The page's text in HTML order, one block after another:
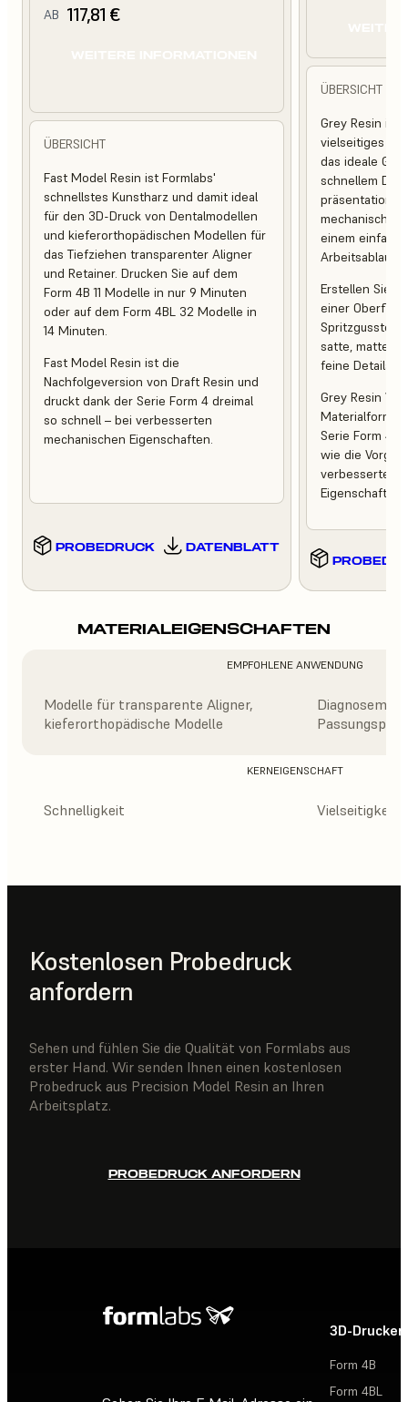
AB 117,81 €
ÜBERSICHT
Fast Model Resin ist Formlabs'
schnellstes Kunstharz und damit ideal
für den 3D-Druck von Dentalmodellen
und kieferorthopädischen Modellen für
das Tiefziehen transparenter Aligner
und Retainer. Drucken Sie auf dem
Form 4B 11 Modelle in nur 9 Minuten
oder auf dem Form 4BL 32 Modelle in
14 Minuten.
Fast Model Resin ist die
Nachfolgeversion von Draft Resin und
druckt dank der Serie Form 4 dreimal
so schnell – bei verbesserten
mechanischen Eigenschaften.
PROBEDRUCK DATENBLATT
ÜBERSICHT
Grey Resin ist
vielseitiges
das ideale
schnellem
mechanischen
einem
Arbeitsablauf
Erstellen Sie
einer
satte, matte
feine Details
Grey Resin V5
Serie Form 4
wie die
verbesserte
Eigenschaften
MATERIALEIGENSCHAFTEN
EMPFOHLENE ANWENDUNG
Modelle für transparente Aligner,
kieferorthopädische Modelle
KERNEIGENSCHAFT
Schnelligkeit Vielseitigkeit
Kostenlosen Probedruck
anfordern
Sehen und fühlen Sie die Qualität von Formlabs aus
erster Hand. Wir senden Ihnen einen kostenlosen
Probedruck aus Precision Model Resin an Ihren
Arbeitsplatz.
PROBEDRUCK ANFORDERN
3D-Drucker
Form 4B
Form 4BL